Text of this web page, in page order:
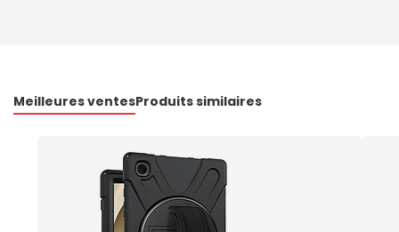
Meilleures ventesProduits similaires